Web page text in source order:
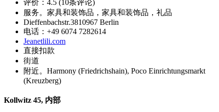
评价：4.5 (10条评论)
服务。家具和装饰品，家具和装饰品，礼品
Dieffenbachstr.3810967 Berlin
电话：+49 6074 7282614
Jeanetlili.com
直接扣款
街道
附近。Harmony (Friedrichshain), Poco Einrichtungsmarkt
(Kreuzberg)
Kollwitz 45, 内部